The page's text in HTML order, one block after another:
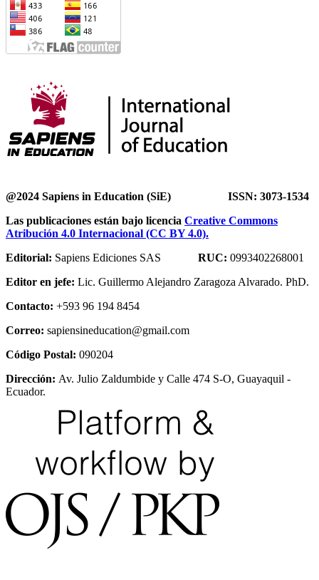
@2024 Sapiens in Education (SiE) ISSN: 3073-1534
Las publicaciones están bajo licencia Creative Commons
Atribución 4.0 Internacional (CC BY 4.0).
Editorial: Sapiens Ediciones SAS RUC: 0993402268001
Editor en jefe: Lic. Guillermo Alejandro Zaragoza Alvarado. PhD.
Contacto: +593 96 194 8454
Correo: sapiensineducation@gmail.com
Código Postal: 090204
Dirección: Av. Julio Zaldumbide y Calle 474 S-O, Guayaquil -
Ecuador.